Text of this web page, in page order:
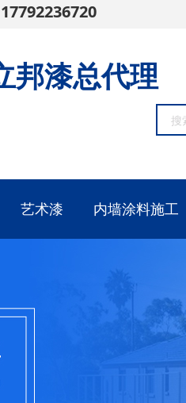
17792236720
邦漆总代理
艺术漆 内墙涂料施工